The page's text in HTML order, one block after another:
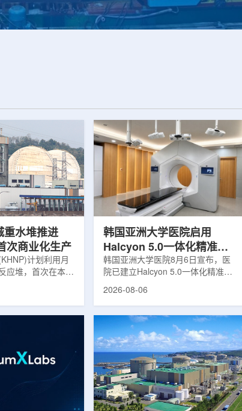
重水堆推进
次商业化生产
计划利用月
应堆，首次在本土
的放射性同位素
短运输时间。此次
实现镥-177的商业
年进行试生
始全面量产。之
力还将扩大生产范
韩国亚洲大学医院启用
Halcyon 5.0一体化精准放
射治疗方案
韩国亚洲大学医院8月6日宣布，医
院已建立Halcyon 5.0一体化精准放
射治疗解决方案，并开始全面用于患
实时运动管理整合到同一治疗流程
中，用于提升图像引导放射治疗的精
准度和安全性。此次实施方案以
Halcyon系统软件5.0版本为基础，集
成高分辨率锥形束CT成像系统
HyperSight、六自由度患者定位台
Dynamic Couch，以及表面引导放
射治疗系统IDENTIFY。亚洲大学医
2026-08-06